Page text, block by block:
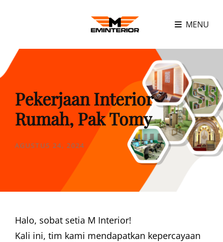
MENU
Pekerjaan Interior
Rumah, Pak Tomy
POSTED
AGUSTUS 24, 2024
Halo, sobat setia M Interior!
Kali ini, tim kami mendapatkan kepercayaan